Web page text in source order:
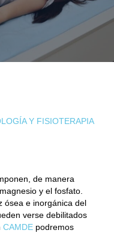
Y FISIOTERAPIA
de manera
y el fosfato.
ósea e inorgánica del
verse debilitados
CAMDE podremos